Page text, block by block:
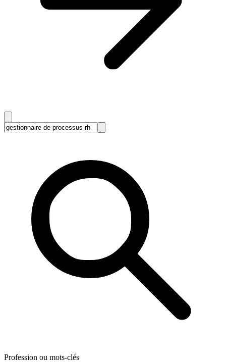
Profession ou mots-clés